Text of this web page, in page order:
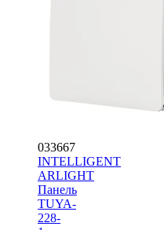
033667
INTELLIGENT
ARLIGHT
Панель
TUYA-
228-